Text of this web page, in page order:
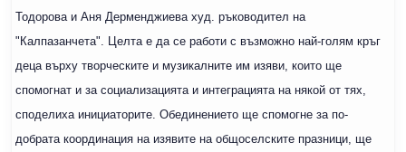
Тодорова и Аня Дерменджиева худ. ръководител на
"Калпазанчета". Целта е да се работи с възможно най-голям кръг
деца върху творческите и музикалните им изяви, които ще
спомогнат и за социализацията и интеграцията на някой от тях,
споделиха инициаторите. Обединението ще спомогне за по-
добрата координация на изявите на общоселските празници, ще